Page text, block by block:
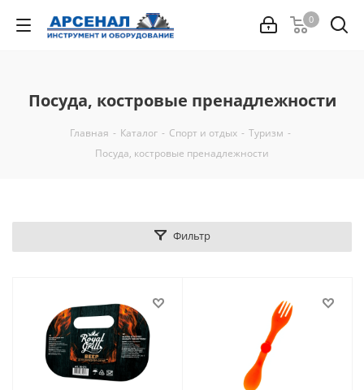
0
Посуда, костровые пренадлежности
Главная - Каталог - Спорт и отдых - Туризм -
Посуда, костровые пренадлежности
Фильтр